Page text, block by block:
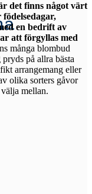
det finns något värt
en bedrift av
att förgyllas med
på allra bästa
arrangemang eller
olika sorters gåvor
mellan.